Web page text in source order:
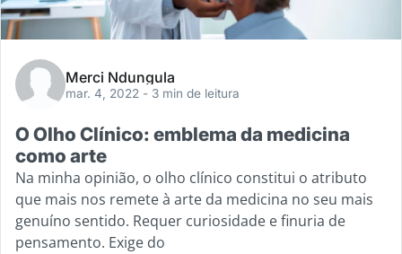
Merci Ndungula
mar. 4, 2022 - 3 min de leitura
O Olho Clínico: emblema da medicina
como arte
Na minha opinião, o olho clínico constitui o atributo
que mais nos remete à arte da medicina no seu mais
genuíno sentido. Requer curiosidade e finuria de
pensamento. Exige do